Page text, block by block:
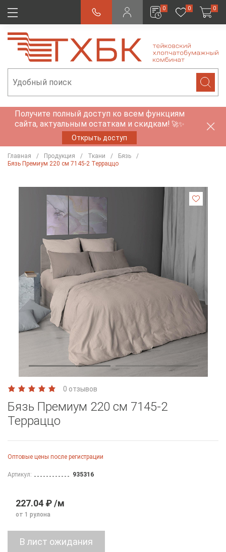
0 0 0
Получите полный доступ ко всем функциям
сайта, актуальным остаткам и скидкам! 🚀✨
Открыть доступ
Главная Продукция Ткани
Бязь
Бязь Премиум 220 см 7145-2 Терраццо
0 отзывов
Бязь Премиум 220 см 7145-2
Терраццо
Оптовые цены после регистрации
Артикул: 935316
227.04 ₽ /м
от 1 рулона